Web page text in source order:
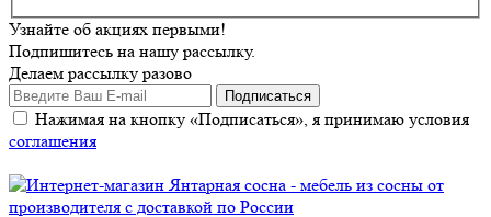
Узнайте об акциях первыми!
Подпишитесь на нашу рассылку.
Делаем рассылку разово
Нажимая на кнопку «Подписаться», я принимаю условия
соглашения